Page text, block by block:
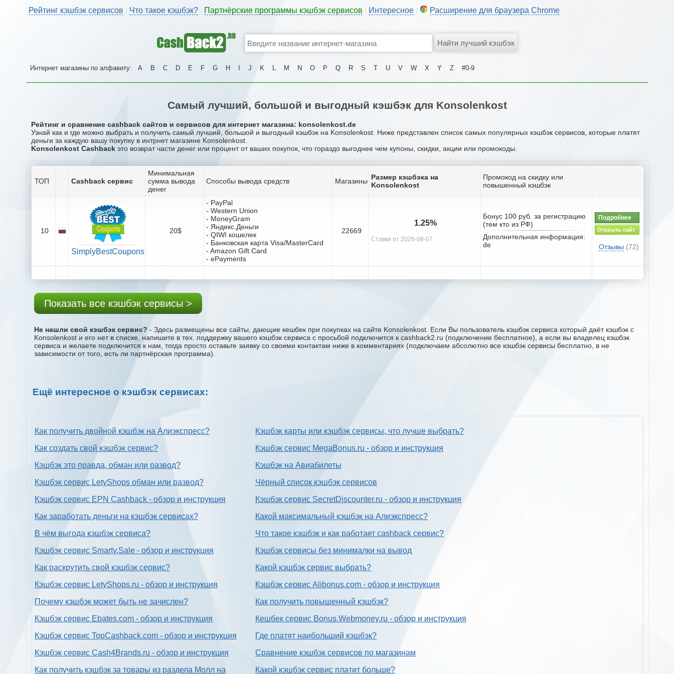
Рейтинг кэшбэк сервисов Что такое кэшбэк? Партнёрские программы кэшбэк сервисов Интересное Расширение для браузера Chrome
Интернет магазины по алфавиту: A B C D E F G H J K L M N O P Q R S T U V W X Y Z #0-9
Самый лучший, большой и выгодный кэшбэк для Konsolenkost
Рейтинг и сравнение cashback сайтов и сервисов для интернет магазина: konsolenkost.de
Узнай как и где можно выбрать и получить самый лучший, большой и выгодный кэшбэк на Konsolenkost. Ниже представлен список самых популярных кэшбэк сервисов, которые платят
деньги за каждую вашу покупку в интрнет магазине Konsolenkost.
Konsolenkost Cashback это возврат части денег или процент от ваших покупок, что гораздо выгоднее чем купоны, скидки, акции или промокоды.
ТОП Cashback сервис
Минимальная
сумма вывода
денег
Способы вывода средств Магазины Размер кэшбэка на
Konsolenkost
Промокод на скидку или
повышенный кэшбэк
10
SimplyBestCoupons
20$
- PayPal
- Western Union
- MoneyGram
- Яндекс.Деньги
- QIWI кошелек
- Банковская карта Visa/MasterCard
- Amazon Gift Card
- ePayments
22669
1.25%
Ставки от 2026-08-07
Бонус 100 руб. за регистрацию
(тем кто из РФ)
Дополнительная информация:
de
Подробнее
Открыть сайт
Отзывы (72)
Показать все кэшбэк сервисы >
Не нашли свой кэшбэк сервис? - Здесь размещены все сайты, дающие кешбек при покупках на сайте Konsolenkost. Если Вы пользователь кэшбэк сервиса который даёт кэшбэк с
Konsolenkost и его нет в списке, напишите в тех. поддержку вашего кэшбэк сервиса с проcьбой подключится к cashback2.ru (подключение бесплатное), а если вы владелец кэшбэк
сервиса и желаете подключится к нам, тогда просто оставьте заявку со своими контактам ниже в комментариях (подключаем абсолютно все кэшбэк сервисы бесплатно, в не
зависимости от того, есть ли партнёрская программа).
Ещё интересное о кэшбэк сервисах:
Как получить двойной кэшбэк на Алиэкспресс?
Как создать свой кэшбэк сервис?
Кэшбэк это правда, обман или развод?
Кэшбэк сервис LetyShops обман или развод?
Кэшбэк сервис EPN Cashback - обзор и инструкция
Как заработать деньги на кэшбэк сервисах?
В чём выгода кэшбэк сервиса?
Кэшбэк сервис Smarty.Sale - обзор и инструкция
Как раскрутить свой кэшбэк сервис?
Кэшбэк сервис LetyShops.ru - обзор и инструкция
Почему кэшбэк может быть не зачислен?
Кэшбэк сервис Ebates.com - обзор и инструкция
Кэшбэк сервис TopCashback.com - обзор и инструкция
Кэшбэк сервис Cash4Brands.ru - обзор и инструкция
Как получить кэшбэк за товары из раздела Молл на
Кэшбэк карты или кэшбэк сервисы, что лучше выбрать?
Кэшбэк сервис MegaBonus.ru - обзор и инструкция
Кэшбэк на Авиабилеты
Чёрный список кэшбэк сервисов
Кэшбэк сервис SecretDiscounter.ru - обзор и инструкция
Какой максимальный кэшбэк на Алиэкспресс?
Что такое кэшбэк и как работает cashback сервис?
Кэшбэк сервисы без минималки на вывод
Какой кэшбэк сервис выбрать?
Кэшбэк сервис Alibonus.com - обзор и инструкция
Как получить повышенный кэшбэк?
Кешбек сервис Bonus.Webmoney.ru - обзор и инструкция
Где платят наибольший кэшбэк?
Сравнение кэшбэк сервисов по магазинам
Какой кэшбэк сервис платит больше?